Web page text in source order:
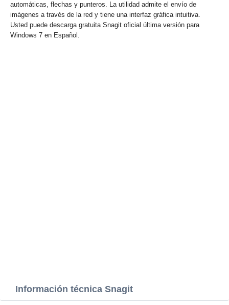
automáticas, flechas y punteros. La utilidad admite el envío de
imágenes a través de la red y tiene una interfaz gráfica intuitiva.
Usted puede descarga gratuita Snagit oficial última versión para
Windows 7 en Español.
Información técnica Snagit